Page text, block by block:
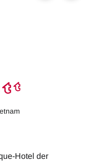
Hotel der